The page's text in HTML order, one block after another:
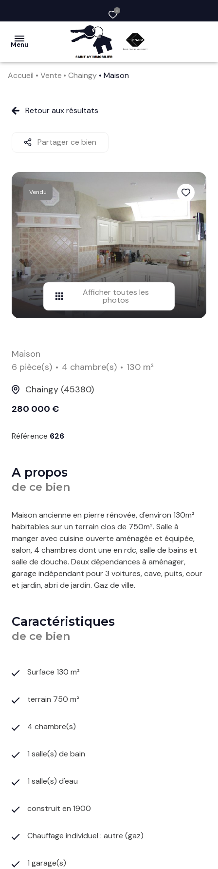
0
Menu
vendre
société
services
clients
contact
Accueil Vente Chaingy Maison
Retour aux résultats
Partager ce bien
Vendu
Afficher toutes les
photos
Maison
6 pièce(s)
4 chambre(s)
130 m²
Chaingy (45380)
280 000 €
Référence 626
A propos
de ce bien
Maison ancienne en pierre rénovée, d'environ 130m²
habitables sur un terrain clos de 750m². Salle à
manger avec cuisine ouverte aménagée et équipée,
salon, 4 chambres dont une en rdc, salle de bains et
salle de douche. Deux dépendances à aménager,
garage indépendant pour 3 voitures, cave, puits, cour
et jardin, abri de jardin. Gaz de ville.
Caractéristiques
de ce bien
Surface 130 m²
terrain 750 m²
4 chambre(s)
1 salle(s) de bain
1 salle(s) d'eau
construit en 1900
Chauffage individuel : autre (gaz)
1 garage(s)